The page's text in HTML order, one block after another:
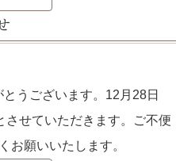
うございます。12月28日
させていただきます。ご不便
お願いいたします。